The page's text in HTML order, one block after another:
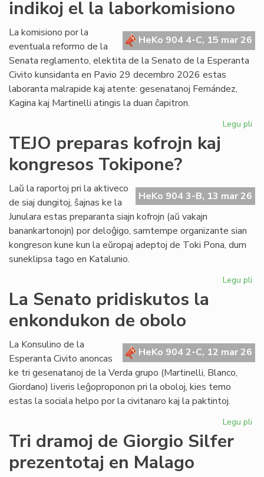
indikoj el la laborkomisiono
HeKo 904 4-C, 15 mar 26
La komisiono por la
eventuala reformo de la
Senata reglamento, elektita de la Senato de la Esperanta
Civito kunsidanta en Pavio 29 decembro 2026 estas
laboranta malrapide kaj atente: gesenatanoj Fernández,
Kagina kaj Martinelli atingis la duan ĉapitron.
Legu pli
el
TEJO preparas kofrojn kaj
kongresos Tokipone?
HeKo 904 3-B, 13 mar 26
Laŭ la raportoj pri la aktiveco
de siaj dungitoj, ŝajnas ke la
Junulara estas preparanta siajn kofrojn (aŭ vakajn
banankartonojn) por deloĝigo, samtempe organizante sian
kongreson kune kun la eŭropaj adeptoj de Toki Pona, dum
suneklipsa tago en Katalunio.
Legu pli
La Senato pridiskutos la
enkondukon de obolo
HeKo 904 2-C, 12 mar 26
La Konsulino de la
Esperanta Civito anoncas
ke tri gesenatanoj de la Verda grupo (Martinelli, Blanco,
Giordano) liveris leĝoproponon pri la oboloj, kies temo
estas la sociala helpo por la civitanaro kaj la paktintoj.
Legu pli
Tri dramoj de Giorgio Silfer
prezentotaj en Malago